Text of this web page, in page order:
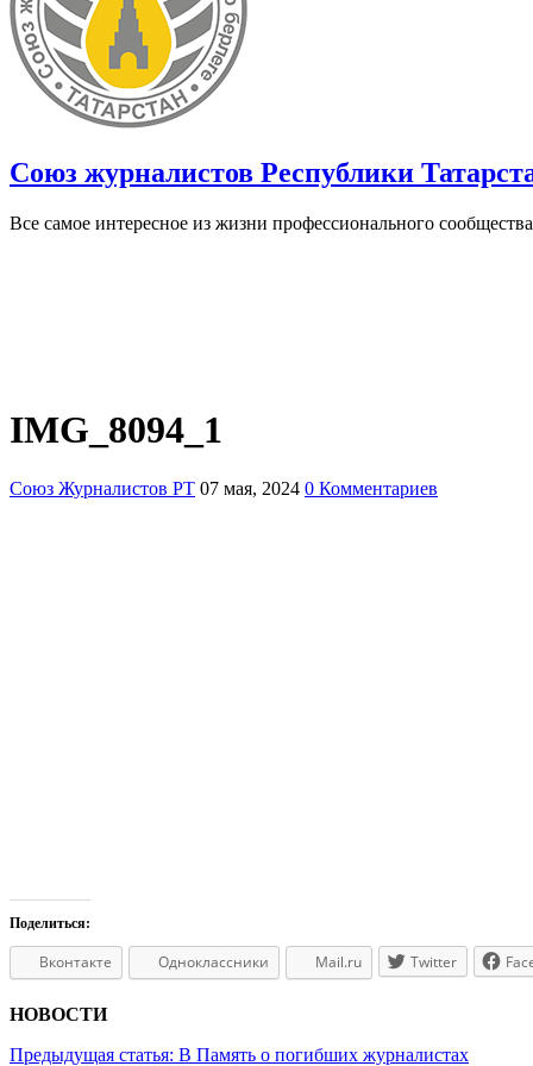
Союз журналистов Республики
Все самое интересное из жизни профессионального сообщества
IMG_8094_1
Союз Журналистов РТ 07 мая, 2024 0 Комментариев
Поделиться:
Вконтакте Одноклассники Mail.ru Twitter
НОВОСТИ
Предыдущая статья: В Память о погибших журналистах